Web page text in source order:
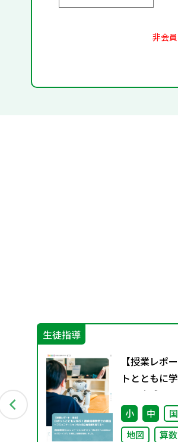
非会
生徒指導
【授業レポ
トとともに
での実践～
力と自己肯
小 中
地図
算数